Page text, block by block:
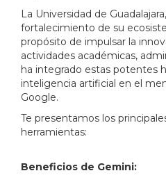
La Universidad de
fortalecimiento de su
propósito de impulsar la
actividades académicas,
ha integrado estas potentes
inteligencia artificial en el
Google.
Te presentamos los
herramientas:
Beneficios de Gemini: